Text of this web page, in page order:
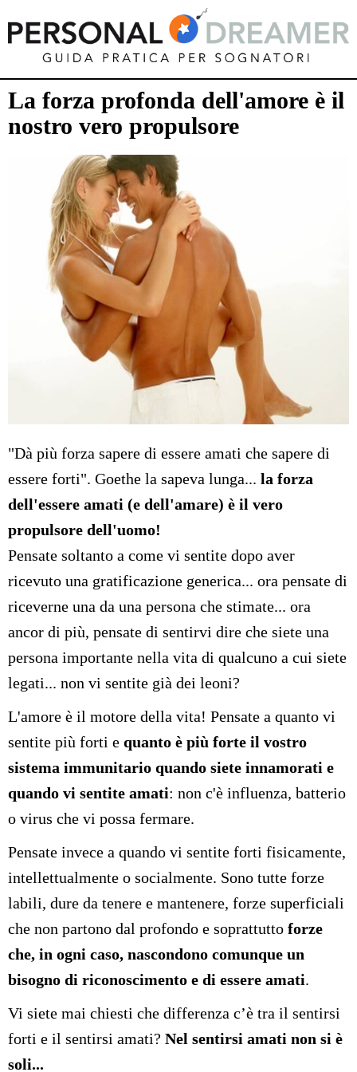
La forza profonda dell'amore è il
nostro vero propulsore
"Dà più forza sapere di essere amati che sapere di
essere forti". Goethe la sapeva lunga... la forza
dell'essere amati (e dell'amare) è il vero
propulsore dell'uomo!
Pensate soltanto a come vi sentite dopo aver
ricevuto una gratificazione generica... ora pensate di
riceverne una da una persona che stimate... ora
ancor di più, pensate di sentirvi dire che siete una
persona importante nella vita di qualcuno a cui siete
legati... non vi sentite già dei leoni?
L'amore è il motore della vita! Pensate a quanto vi
sentite più forti e quanto è più forte il vostro
sistema immunitario quando siete innamorati e
quando vi sentite amati: non c'è influenza, batterio
o virus che vi possa fermare.
Pensate invece a quando vi sentite forti fisicamente,
intellettualmente o socialmente. Sono tutte forze
labili, dure da tenere e mantenere, forze superficiali
che non partono dal profondo e soprattutto forze
che, in ogni caso, nascondono comunque un
bisogno di riconoscimento e di essere amati.
Vi siete mai chiesti che differenza c’è tra il sentirsi
forti e il sentirsi amati? Nel sentirsi amati non si è
soli...